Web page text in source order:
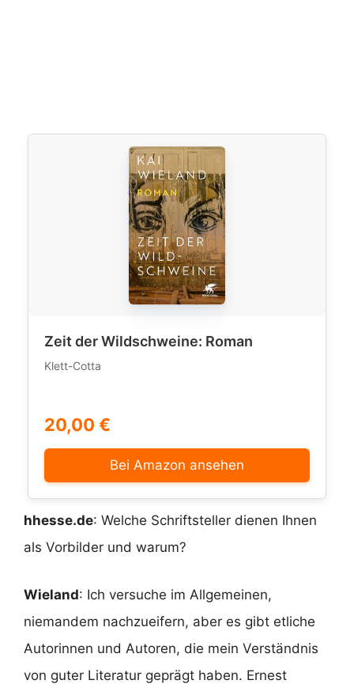
Zeit der Wildschweine: Roman
Klett-Cotta
20,00 €
Bei Amazon ansehen
hhesse.de: Welche Schriftsteller dienen Ihnen
als Vorbilder und warum?
Wieland: Ich versuche im Allgemeinen,
niemandem nachzueifern, aber es gibt etliche
Autorinnen und Autoren, die mein Verständnis
von guter Literatur geprägt haben. Ernest